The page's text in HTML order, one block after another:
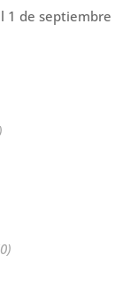
1 de septiembre